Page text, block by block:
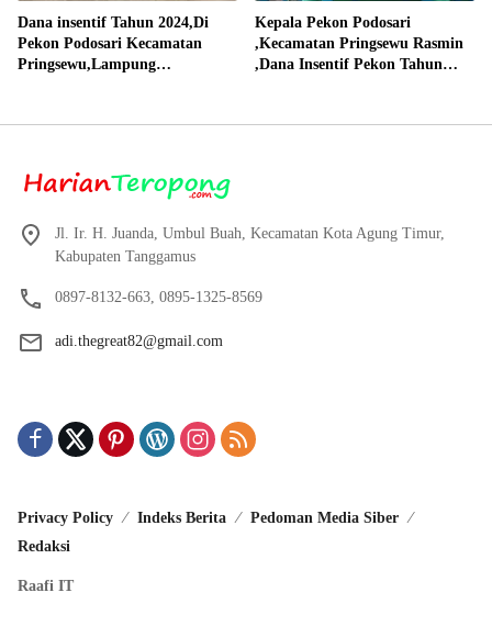
Dana insentif Tahun 2024,Di
Pekon Podosari Kecamatan
Pringsewu,Lampung
Kepala Pekon Podosari
,Kecamatan Pringsewu Rasmin
,Dana Insentif Pekon Tahun
Jl. Ir. H. Juanda, Umbul Buah, Kecamatan Kota Agung Timur,
Kabupaten Tanggamus
0897-8132-663, 0895-1325-8569
adi.thegreat82@gmail.com
Privacy Policy Indeks Berita
Pedoman Media Siber
Redaksi
Raafi IT